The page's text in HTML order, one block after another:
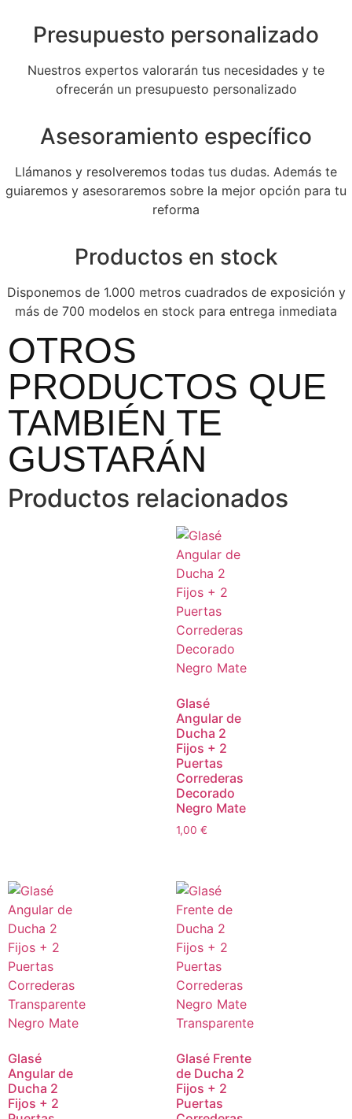
Presupuesto personalizado
Nuestros expertos valorarán tus necesidades y te
ofrecerán un presupuesto personalizado
Asesoramiento específico
Llámanos y resolveremos todas tus dudas. Además te
guiaremos y asesoraremos sobre la mejor opción para tu
reforma
Productos en stock
Disponemos de 1.000 metros cuadrados de exposición y
más de 700 modelos en stock para entrega inmediata
OTROS
PRODUCTOS QUE
TAMBIÉN TE
GUSTARÁN
Productos relacionados
Glasé
Angular de
Ducha 2
Fijos + 2
Puertas
Correderas
Decorado
Negro Mate
1,00 €
Glasé
Angular de
Ducha 2
Fijos + 2
Glasé Frente
de Ducha 2
Fijos + 2
Puertas